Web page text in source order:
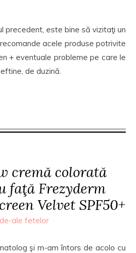
precedent, este bine să vizitaţi un
acele produse potrivite
+ eventuale probleme pe care le
de duzină.
cremă colorată
faţă Frezyderm
Velvet SPF50+
de-ale fetelor
şi m-am întors de acolo cu